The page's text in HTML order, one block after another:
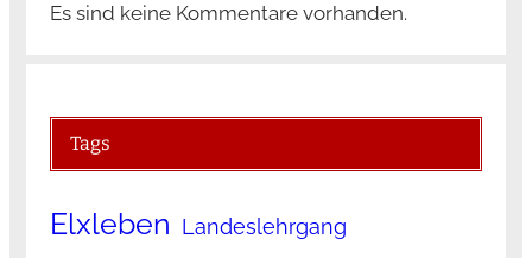
Es sind keine Kommentare vorhanden.
Tags
Elxleben Landeslehrgang